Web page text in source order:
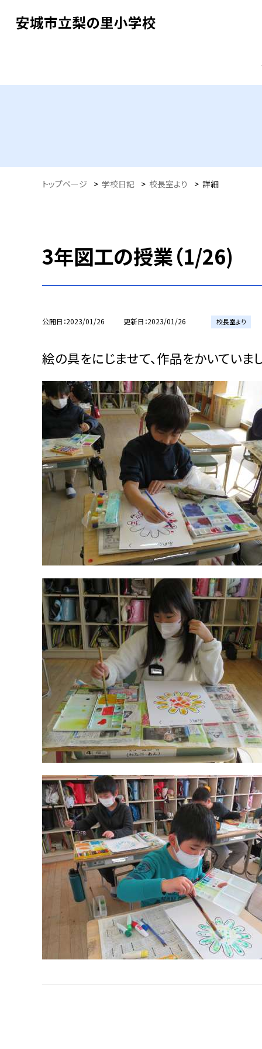
安城市立梨の里小学校
トップページ > 学校日記 > 校長室より > 詳細
3年図工の授業（1/26)
公開日 2023/01/26 更新日 2023/01/26 校長室より
絵の具をにじませて、作品をかいていま